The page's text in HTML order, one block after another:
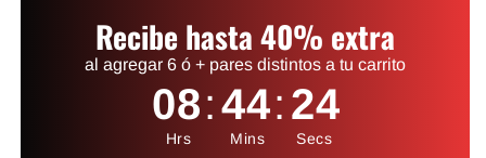
Recibe hasta 40% extra
al agregar 6 ó + pares distintos a tu carrito
08:44: 24
Hrs Mins Secs